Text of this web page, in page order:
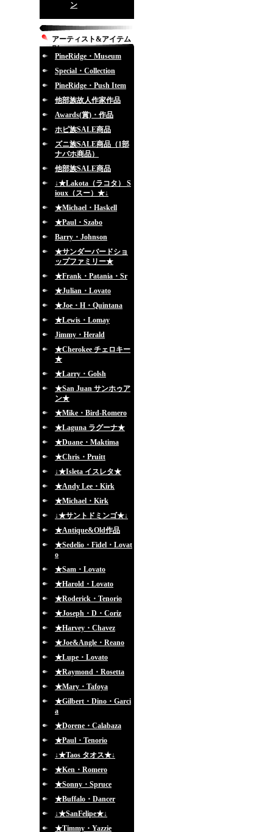
ン
アーティスト&アイテム
別
PineRidge・Museum
Special・Collection
PineRidge・Push Item
他部族故人作家作品
Awards(賞)・作品
ホピ族SALE商品
ズニ族SALE商品（1部
ナバホ商品）
他部族SALE商品
↓★Lakota（ラコタ） S
ioux（スー）★↓
★Michael・Haskell
★Paul・Szabo
Barry・Johnson
★サンダーバードショ
ップファミリー★
★Frank・Patania・Sr
★Julian・Lovato
★Joe・H・Quintana
★Lewis・Lomay
Jimmy・Herald
★Cherokee チェロキー
★
★Larry・Golsh
★San Juan サンホゥア
ン★
★Mike・Bird-Romero
★Laguna ラグーナ★
★Duane・Maktima
★Chris・Pruitt
↓★Isleta イスレタ★
★Andy Lee・Kirk
★Michael・Kirk
↓★サントドミンゴ★↓
★Antique&Old作品
★Sedelio・Fidel・Lovat
o
★Sam・Lovato
★Harold・Lovato
★Roderick・Tenorio
★Joseph・D・Coriz
★Harvey・Chavez
★Joe&Angle・Reano
★Lupe・Lovato
★Raymond・Rosetta
★Mary・Tafoya
★Gilbert・Dino・Garci
a
★Dorene・Calabaza
★Paul・Tenorio
↓★Taos タオス★↓
★Ken・Romero
★Sonny・Spruce
★Buffalo・Dancer
↓★SanFelipe★↓
★Timmy・Yazzie